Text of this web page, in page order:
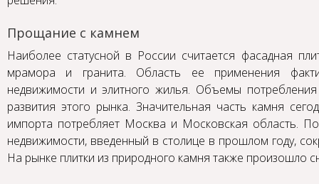
Прощание с камнем
Наиболее статусной в России считается фасадная
мрамора и гранита. Область ее применения
недвижимости и элитного жилья. Объемы
развития этого рынка. Значительная часть камня
импорта потребляет Москва и Московская область.
недвижимости, введенный в столице в прошлом году,
На рынке плитки из природного камня также произошло